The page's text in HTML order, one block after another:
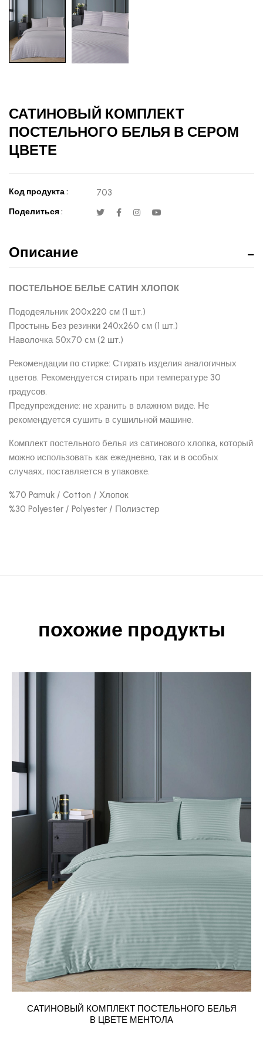
САТИНОВЫЙ КОМПЛЕКТ
ПОСТЕЛЬНОГО БЕЛЬЯ В СЕРОМ
ЦВЕТЕ
Код продукта : 703
Поделиться :
Описание
ПОСТЕЛЬНОЕ БЕЛЬЕ САТИН ХЛОПОК
Пододеяльник 200х220 см (1 шт.)
Простынь Без резинки 240х260 см (1 шт.)
Наволочка 50х70 см (2 шт.)
Рекомендации по стирке: Стирать изделия аналогичных
цветов. Рекомендуется стирать при температуре 30
градусов.
Предупреждение: не хранить в влажном виде. Не
рекомендуется сушить в сушильной машине.
Комплект постельного белья из сатинового хлопка, который
можно использовать как ежедневно, так и в особых
случаях, поставляется в упаковке.
%70 Pamuk / Cotton / Хлопок
%30 Polyester / Polyester / Полиэстер
похожие продукты
САТИНОВЫЙ КОМПЛЕКТ ПОСТЕЛЬНОГО БЕЛЬЯ
В ЦВЕТЕ МЕНТОЛА